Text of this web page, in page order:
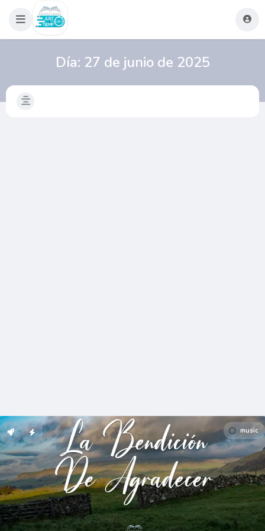
Día: 27 de junio de 2025
music